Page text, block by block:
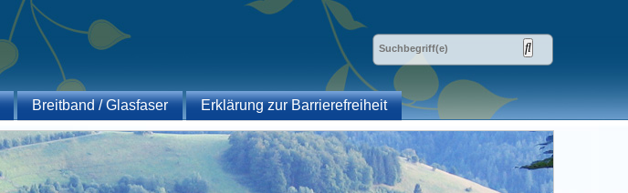
Breitband / Glasfaser Erklärung zur Barrierefreiheit